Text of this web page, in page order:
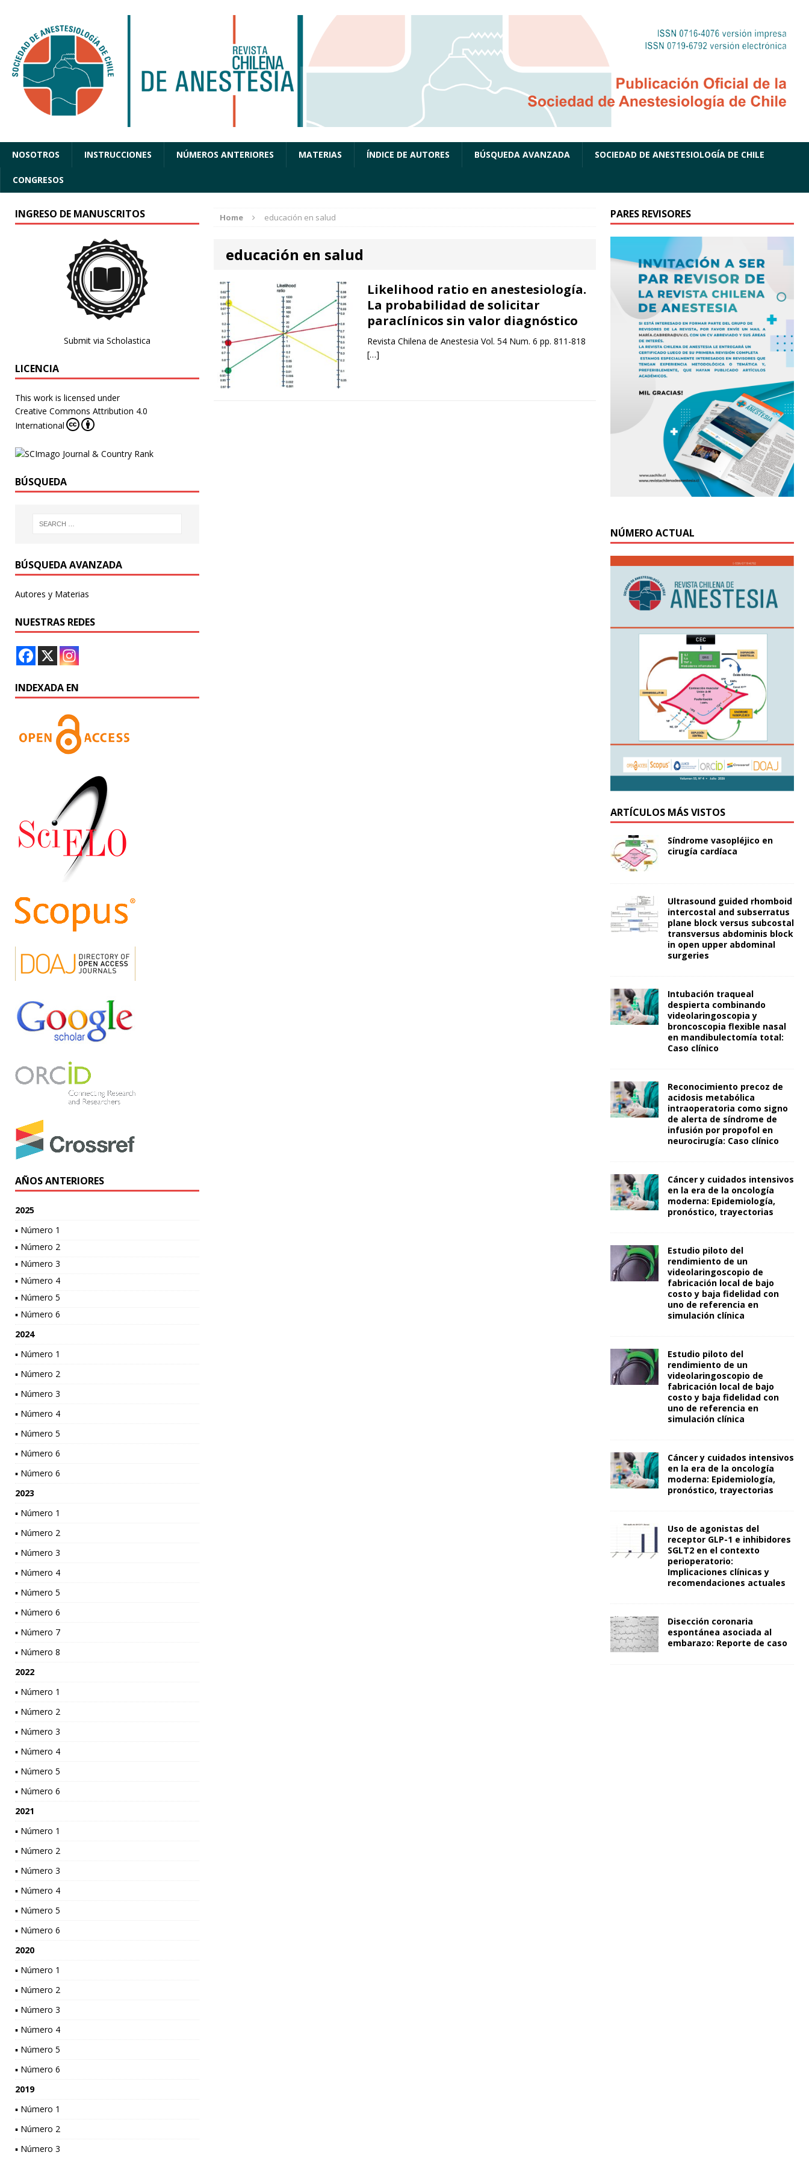
NOSOTROS INSTRUCCIONES NÚMEROS ANTERIORES MATERIAS ÍNDICE DE AUTORES BÚSQUEDA AVANZADA SOCIEDAD DE ANESTESIOLOGÍA DE CHILE
CONGRESOS
Home educación en salud
educación en salud
Likelihood ratio en anestesiología.
La probabilidad de solicitar
paraclínicos sin valor diagnóstico
Revista Chilena de Anestesia Vol. 54 Num. 6 pp. 811-818
[…]
INGRESO DE MANUSCRITOS
Submit via Scholastica
LICENCIA
This work is licensed under
Creative Commons Attribution 4.0
International
BÚSQUEDA
BÚSQUEDA AVANZADA
Autores y Materias
NUESTRAS REDES
INDEXADA EN
AÑOS ANTERIORES
2025
▪ Número 1
▪ Número 2
▪ Número 3
▪ Número 4
▪ Número 5
▪ Número 6
2024
▪ Número 1
▪ Número 2
▪ Número 3
▪ Número 4
▪ Número 5
▪ Número 6
▪ Número 6
2023
▪ Número 1
▪ Número 2
▪ Número 3
▪ Número 4
▪ Número 5
▪ Número 6
▪ Número 7
▪ Número 8
2022
▪ Número 1
▪ Número 2
▪ Número 3
▪ Número 4
▪ Número 5
▪ Número 6
2021
▪ Número 1
▪ Número 2
▪ Número 3
▪ Número 4
▪ Número 5
▪ Número 6
2020
▪ Número 1
▪ Número 2
▪ Número 3
▪ Número 4
▪ Número 5
▪ Número 6
2019
▪ Número 1
▪ Número 2
▪ Número 3
PARES REVISORES
NÚMERO ACTUAL
ARTÍCULOS MÁS VISTOS
Síndrome vasopléjico en
cirugía cardíaca
Ultrasound guided rhomboid
intercostal and subserratus
plane block versus subcostal
transversus abdominis block
in open upper abdominal
surgeries
Intubación traqueal
despierta combinando
videolaringoscopia y
broncoscopia flexible nasal
en mandibulectomía total:
Caso clínico
Reconocimiento precoz de
acidosis metabólica
intraoperatoria como signo
de alerta de síndrome de
infusión por propofol en
neurocirugía: Caso clínico
Cáncer y cuidados intensivos
en la era de la oncología
moderna: Epidemiología,
pronóstico, trayectorias
Estudio piloto del
rendimiento de un
videolaringoscopio de
fabricación local de bajo
costo y baja fidelidad con
uno de referencia en
simulación clínica
Estudio piloto del
rendimiento de un
videolaringoscopio de
fabricación local de bajo
costo y baja fidelidad con
uno de referencia en
simulación clínica
Cáncer y cuidados intensivos
en la era de la oncología
moderna: Epidemiología,
pronóstico, trayectorias
Uso de agonistas del
receptor GLP-1 e inhibidores
SGLT2 en el contexto
perioperatorio:
Implicaciones clínicas y
recomendaciones actuales
Disección coronaria
espontánea asociada al
embarazo: Reporte de caso